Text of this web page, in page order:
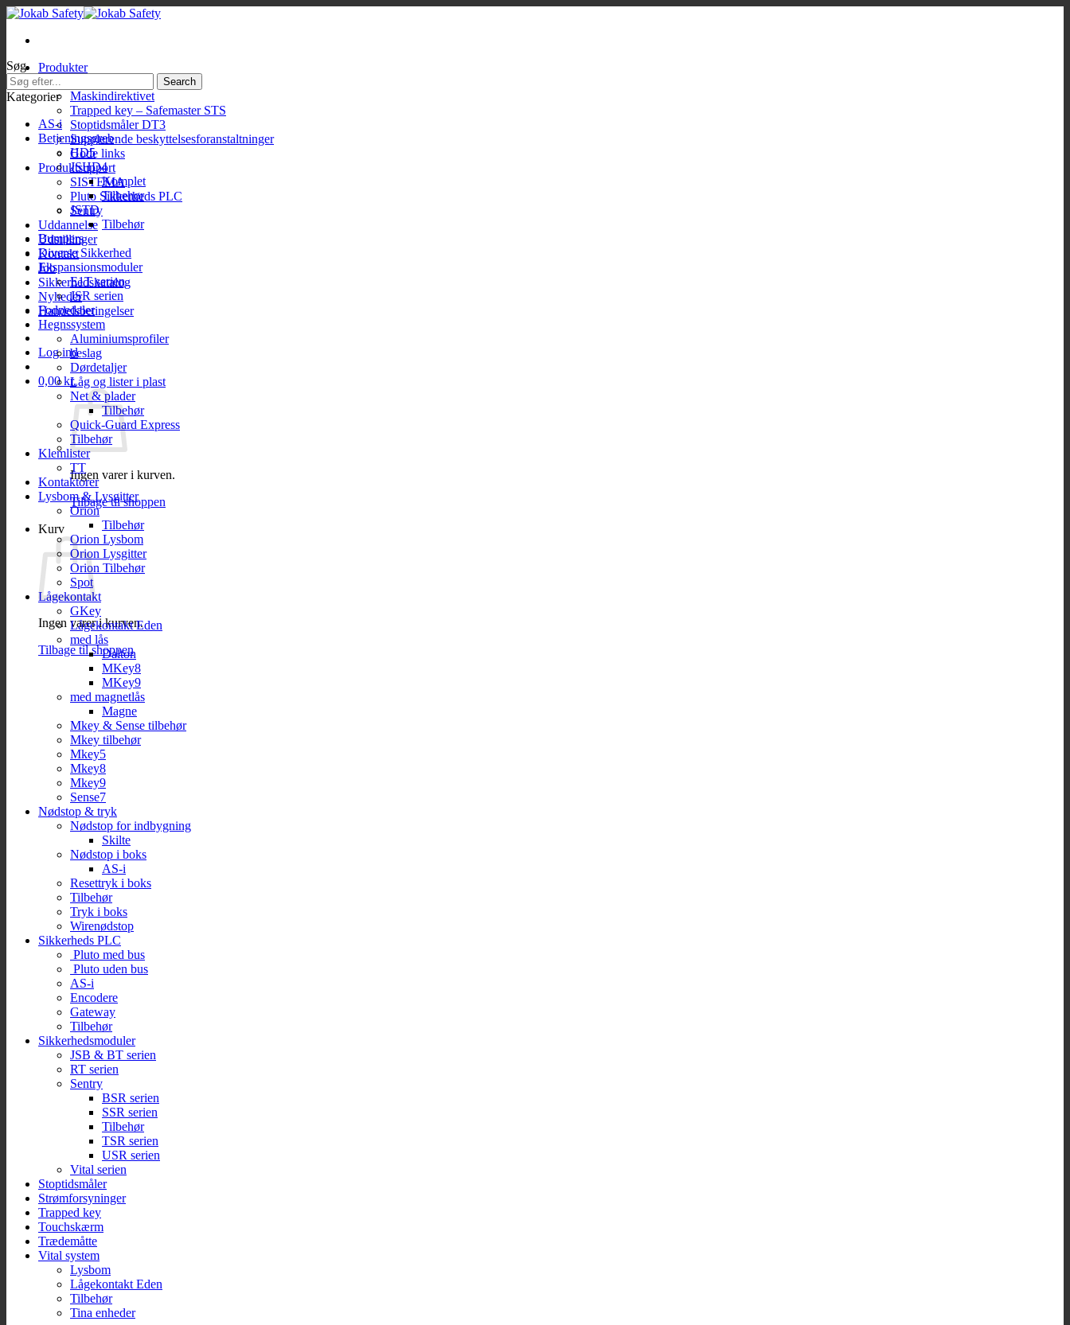
Fortsæt
indhold
Produkter
Maskinsikkerhed
Maskindirektivet
Trapped key – Safemaster STS
Stoptidsmåler DT3
Supplerende beskyttelsesforanstaltninger
Gode links
Produktsupport
SISTEMA
Pluto Sikkerheds PLC
Sentry
Uddannelse
Udstillinger
Kontakt
Job
Sikkerhedskatalog
Nyheder
Handelsbetingelser
Log ind
0,00kr.
Ingen varer i kurven.
Tilbage til shoppen
Kurv
Ingen varer i kurven.
Tilbage til shoppen
Søg
Search
for:
Kategorier
AS-i
Betjeningsgreb
HD5
JSHD4
Komplet
Tilbehør
JSTD
Tilbehør
Bumpers
Diverse Sikkerhed
Ekspansionsmoduler
E1T serien
JSR serien
Fodpedaler
Hegnssystem
Aluminiumsprofiler
beslag
Dørdetaljer
Låg og lister i plast
Net & plader
Tilbehør
Quick-Guard Express
Tilbehør
Klemlister
TT
Kontaktorer
Lysbom & Lysgitter
Orion
Tilbehør
Orion Lysbom
Orion Lysgitter
Orion Tilbehør
Spot
Lågekontakt
GKey
Lågekontakt Eden
med lås
Dalton
MKey8
MKey9
med magnetlås
Magne
Mkey & Sense tilbehør
Mkey tilbehør
Mkey5
Mkey8
Mkey9
Sense7
Nødstop & tryk
Nødstop for indbygning
Skilte
Nødstop i boks
AS-i
Resettryk i boks
Tilbehør
Tryk i boks
Wirenødstop
Sikkerheds PLC
Pluto med bus
Pluto uden bus
AS-i
Encodere
Gateway
Tilbehør
Sikkerhedsmoduler
JSB & BT serien
RT serien
Sentry
BSR serien
SSR serien
Tilbehør
TSR serien
USR serien
Vital serien
Stoptidsmåler
Strømforsyninger
Trapped key
Touchskærm
Trædemåtte
Vital system
Lysbom
Lågekontakt Eden
Tilbehør
Tina enheder